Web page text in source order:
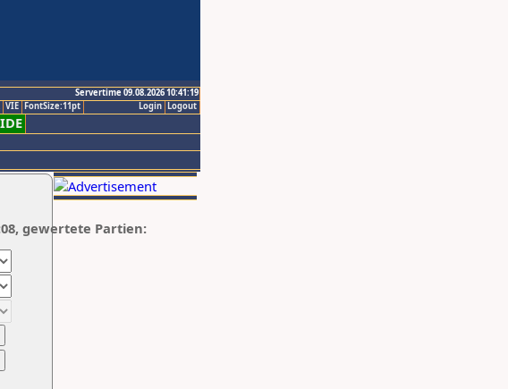
Servertime 09.08.2026 10:41:19
Logout
Login
VIE FontSize:11pt
gewertete Partien: